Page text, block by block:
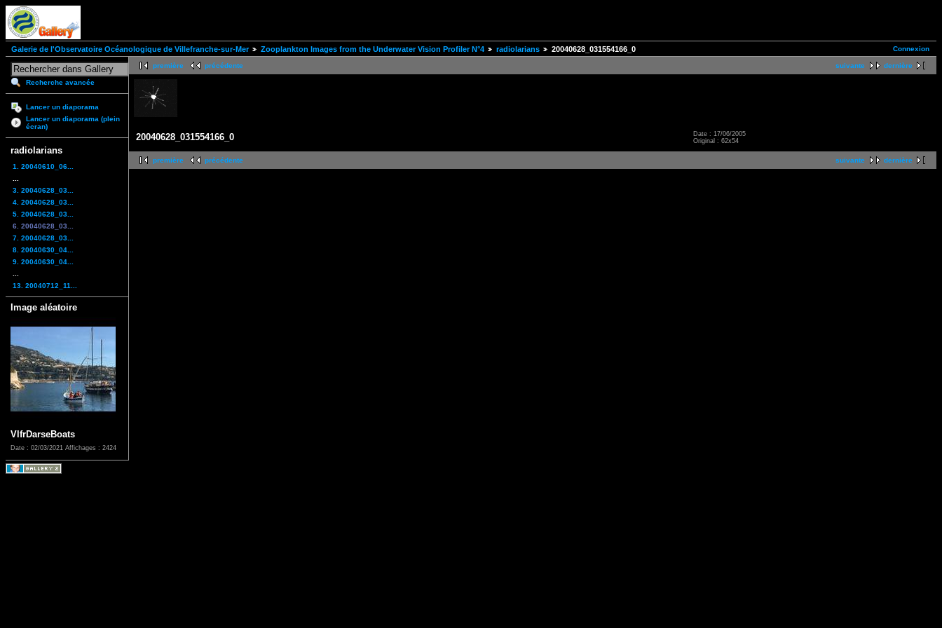
Connexion
Galerie de l'Observatoire Océanologique de Villefranche-sur-Mer Zooplankton Images from the Underwater Vision Profiler N°4 radiolarians 20040628_031554166_0
Recherche avancée
Lancer un diaporama
Lancer un diaporama (plein
écran)
radiolarians
1. 20040610_06...
3. 20040628_03...
4. 20040628_03...
5. 20040628_03...
6. 20040628_03...
7. 20040628_03...
8. 20040630_04...
9. 20040630_04...
13. 20040712_11...
Image aléatoire
VlfrDarseBoats
Date : 02/03/2021 Affichages : 2424
suivante dernière
première précédente
20040628_031554166_0
Date : 17/06/2005
Original : 62x54
suivante dernière
première précédente